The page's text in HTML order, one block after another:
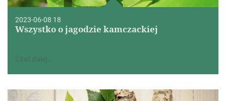
2023-06-08 18
Wszystko o jagodzie kamczackiej
Čítať ďalej…